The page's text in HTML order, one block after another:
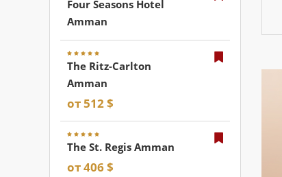
Four Seasons Hotel
Amman
The Ritz-Carlton
Amman
от 512 $
The St. Regis Amman
от 406 $